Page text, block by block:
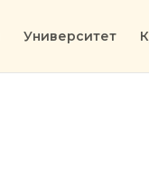
Университет